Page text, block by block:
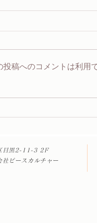
のお知らせ
投稿へのコメントは利用
目黒2-11-3 2F
社ピースカルチャー